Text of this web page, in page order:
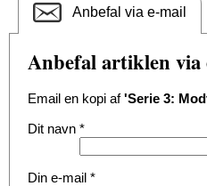
Anbefal via e-mail
Anbefal artiklen via
Email en kopi af'Serie 3:
Dit navn *
Din e-mail *